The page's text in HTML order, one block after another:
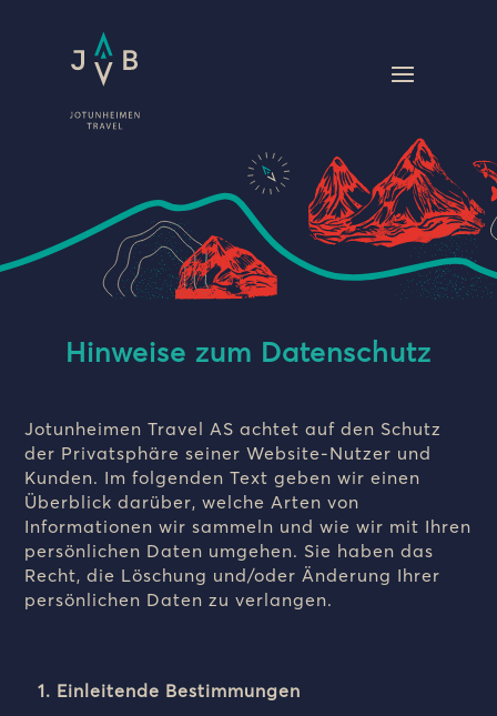
Hinweise zum Datenschutz
Jotunheimen Travel AS achtet auf den Schutz
der Privatsphäre seiner Website-Nutzer und
Kunden. Im folgenden Text geben wir einen
Überblick darüber, welche Arten von
Informationen wir sammeln und wie wir mit Ihren
persönlichen Daten umgehen. Sie haben das
Recht, die Löschung und/oder Änderung Ihrer
persönlichen Daten zu verlangen.
1. Einleitende Bestimmungen